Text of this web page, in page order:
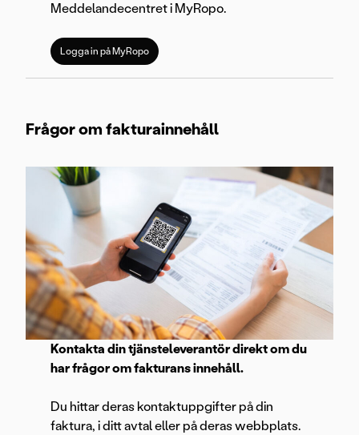
Meddelandecentret i MyRopo.
Logga in på MyRopo
Frågor om fakturainnehåll
Kontakta din tjänsteleverantör direkt om du
har frågor om fakturans innehåll.
Du hittar deras kontaktuppgifter på din
faktura, i ditt avtal eller på deras webbplats.